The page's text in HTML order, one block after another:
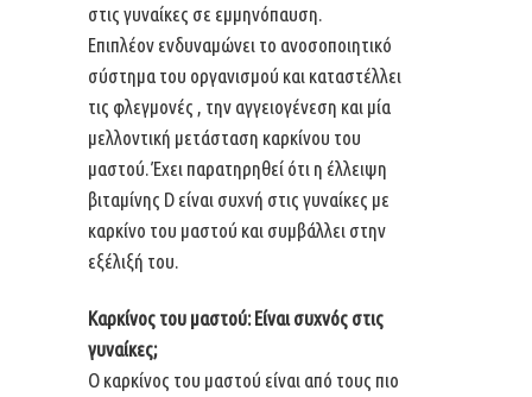
στις γυναίκες σε εμμηνόπαυση.
Επιπλέον ενδυναμώνει το ανοσοποιητικό
σύστημα του οργανισμού και καταστέλλει
τις φλεγμονές , την αγγειογένεση και μία
μελλοντική μετάσταση καρκίνου του
μαστού. Έχει παρατηρηθεί ότι η έλλειψη
βιταμίνης D είναι συχνή στις γυναίκες με
καρκίνο του μαστού και συμβάλλει στην
εξέλιξή του.
Καρκίνος του μαστού: Είναι συχνός στις
γυναίκες;
Ο καρκίνος του μαστού είναι από τους πιο